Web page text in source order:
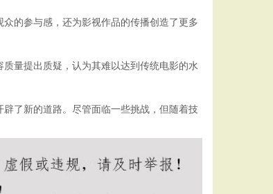
的参与感，还为影视作品的传播创造了更多
量提出质疑，认为其难以达到传统电影的水
了新的道路。尽管面临一些挑战，但随着技